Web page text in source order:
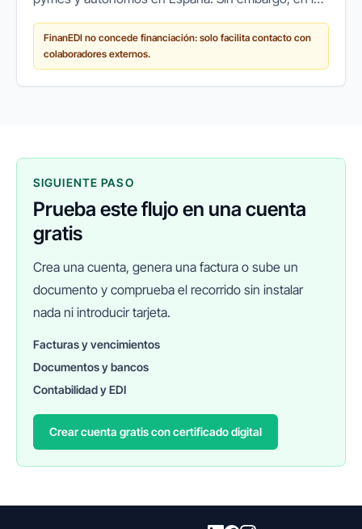
últimos años ha surgido un cambio de paradigma:
cada vez más empresas recurren a...
FinanEDI no concede financiación: solo facilita contacto con
colaboradores externos.
SIGUIENTE PASO
Prueba este flujo en una cuenta
gratis
Crea una cuenta, genera una factura o sube un
documento y comprueba el recorrido sin instalar
nada ni introducir tarjeta.
Facturas y vencimientos
Documentos y bancos
Contabilidad y EDI
Crear cuenta gratis con certificado digital
FINANEDI
Hablemos ahora
Pedir información sobre FinanEDI